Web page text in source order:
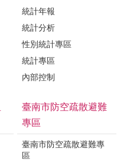
統計年報
統計分析
性別統計專區
統計專區
內部控制
臺南市防空疏散避難
專區
臺南市防空疏散避難專
區